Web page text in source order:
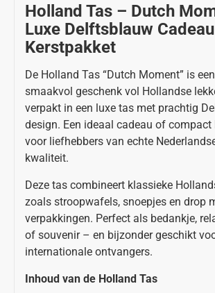
Holland Tas – Dutch
Luxe Delftsblauw
Kerstpakket
De Holland Tas “Dutch Moment” is
smaakvol geschenk vol Hollandse
verpakt in een luxe tas met prachtig
design. Een ideaal cadeau of compact
voor liefhebbers van echte
kwaliteit.
Deze tas combineert klassieke
zoals stroopwafels, snoepjes en drop
verpakkingen. Perfect als bedankje,
of souvenir – en bijzonder geschikt
internationale ontvangers.
Inhoud van de Holland Tas